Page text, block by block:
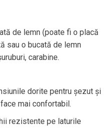
de lemn (poate fi o placă
sau o bucată de lemn
carabine.
dorite pentru șezut și
mai confortabil.
rezistente pe laturile